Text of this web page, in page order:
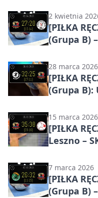
dogrywce i
2 kwietnia
[PIŁKA
(Grupa B)
28 marca 2026
[PIŁKA
(Grupa B):
kolejce
15 marca 2026
[PIŁKA
Leszno –
7 marca 2026
[PIŁKA
(Grupa B)